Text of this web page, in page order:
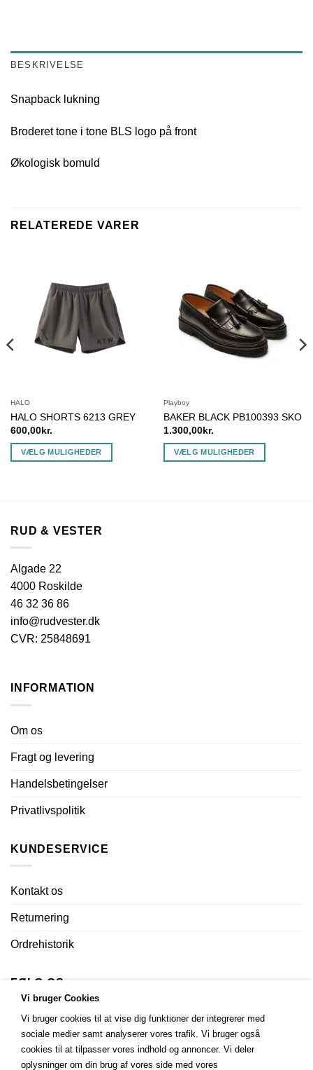
BESKRIVELSE
Snapback lukning
Broderet tone i tone BLS logo på front
Økologisk bomuld
RELATEREDE VARER
HALO
HALO SHORTS 6213 GREY
600,00kr.
VÆLG MULIGHEDER
varianter.
vælges
på
varesiden
Playboy
BAKER BLACK PB100393 SKO
1.300,00kr.
VÆLG MULIGHEDER
RUD & VESTER
Algade 22
4000 Roskilde
46 32 36 86
info@rudvester.dk
CVR: 25848691
INFORMATION
Om os
Fragt og levering
Handelsbetingelser
Privatlivspolitik
KUNDESERVICE
Kontakt os
Returnering
Ordrehistorik
FØLG OS
Vi bruger Cookies
Vi bruger cookies til at vise dig funktioner der integrerer med
sociale medier samt analyserer vores trafik. Vi bruger også
cookies til at tilpasser vores indhold og annoncer. Vi deler
oplysninger om din brug af vores side med vores